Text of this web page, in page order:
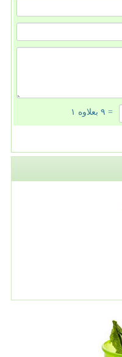
= ۹ بعلاوه ۱